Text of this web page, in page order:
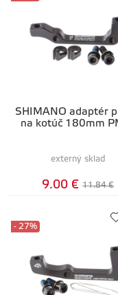
SHIMANO adaptér
na kotúč 180mm
externý sklad
9.00 € 11.84 €
- 27%